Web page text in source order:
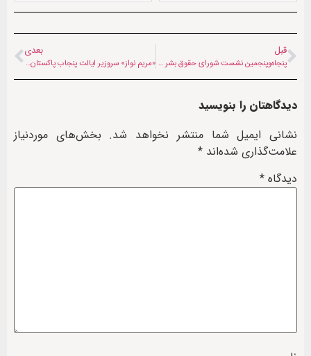
قبل
پنجاه‌و‌پنجمین نشست شورای حقوق بشر سازمان ملل آغاز شد
بعدی
«مریم نواز» سروزیر ایالت پنجاب پاکستان شد
دیدگاهتان را بنویسید
نشانی ایمیل شما منتشر نخواهد شد. بخش‌های موردنیاز
علامت‌گذاری شده‌اند *
دیدگاه *